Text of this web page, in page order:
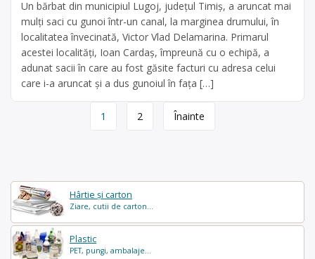
Hârtie și carton
Ziare, cutii de carton...
Plastic
PET, pungi, ambalaje...
Un bărbat din municipiul Lugoj, judeţul Timiş, a aruncat mai
mulţi saci cu gunoi într-un canal, la marginea drumului, în
localitatea învecinată, Victor Vlad Delamarina. Primarul
acestei localităţi, Ioan Cardaş, împreună cu o echipă, a
adunat sacii în care au fost găsite facturi cu adresa celui
care i-a aruncat şi a dus gunoiul în faţa […]
1 2 Înainte